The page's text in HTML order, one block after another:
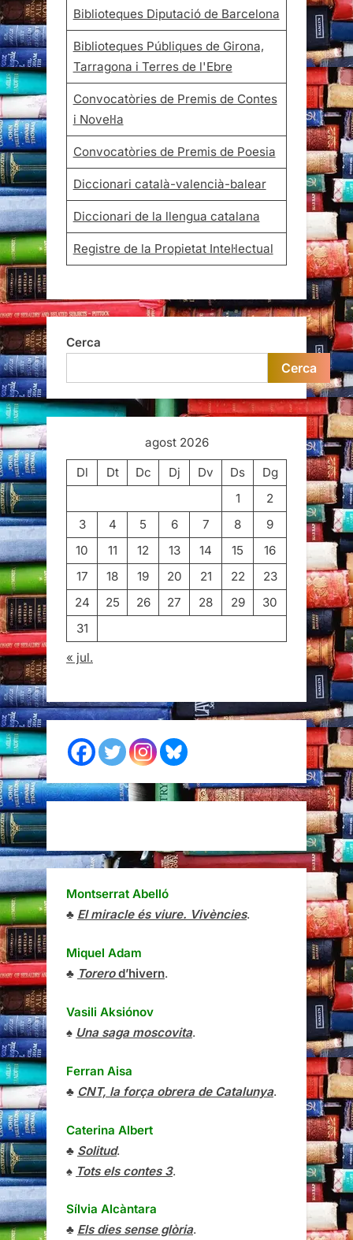
Biblioteques Diputació de Barcelona
Biblioteques Públiques de Girona,
Tarragona i Terres de l'Ebre
Convocatòries de Premis de Contes
i Novel·la
Convocatòries de Premis de Poesia
Diccionari català-valencià-balear
Diccionari de la llengua catalana
Registre de la Propietat Intel·lectual
Cerca
Cerca
agost 2026
Dl
Dt Dc Dj Dv Ds
Dg
1
2
3
4 5 6 7 8
9
10
11 12 13 14 15
16
17
18 19 20 21 22
23
24
25 26 27 28 29
30
31
« jul.
Montserrat Abelló
♣ El miracle és viure. Vivències.
Miquel Adam
♣ Torerod’hivern.
Vasili Aksiónov
♠ Una saga moscovita.
Ferran Aisa
♣ CNT, la força obrera de Catalunya.
Caterina Albert
♣ Solitud.
♠ Tots els contes 3.
Sílvia Alcàntara
♣ Els dies sense glòria.